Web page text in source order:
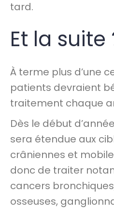
tard.
Et la suite
À terme plus d’une
patients devraient
traitement chaque
Dès le début
sera étendue aux
crâniennes et
donc de traiter
cancers
osseuses,